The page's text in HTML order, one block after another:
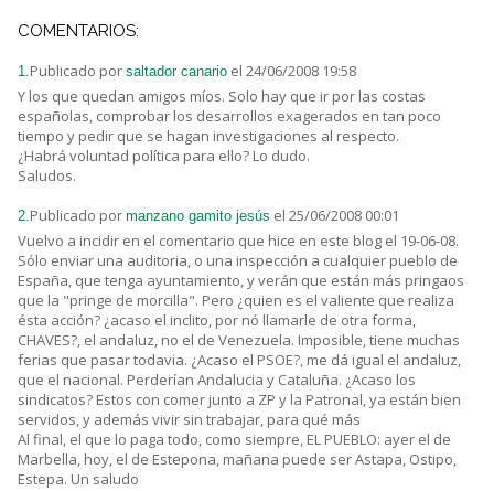
COMENTARIOS:
1.Publicado por saltador canario el 24/06/2008 19:58
Y los que quedan amigos míos. Solo hay que ir por las costas
españolas, comprobar los desarrollos exagerados en tan poco
tiempo y pedir que se hagan investigaciones al respecto.
¿Habrá voluntad política para ello? Lo dudo.
Saludos.
2.Publicado por manzano gamito jesús el 25/06/2008 00:01
Vuelvo a incidir en el comentario que hice en este blog el 19-06-08.
Sólo enviar una auditoria, o una inspección a cualquier pueblo de
España, que tenga ayuntamiento, y verán que están más pringaos
que la "pringe de morcilla". Pero ¿quien es el valiente que realiza
ésta acción? ¿acaso el inclito, por nó llamarle de otra forma,
CHAVES?, el andaluz, no el de Venezuela. Imposible, tiene muchas
ferias que pasar todavia. ¿Acaso el PSOE?, me dá igual el andaluz,
que el nacional. Perderían Andalucia y Cataluña. ¿Acaso los
sindicatos? Estos con comer junto a ZP y la Patronal, ya están bien
servidos, y además vivir sin trabajar, para qué más
Al final, el que lo paga todo, como siempre, EL PUEBLO: ayer el de
Marbella, hoy, el de Estepona, mañana puede ser Astapa, Ostipo,
Estepa. Un saludo